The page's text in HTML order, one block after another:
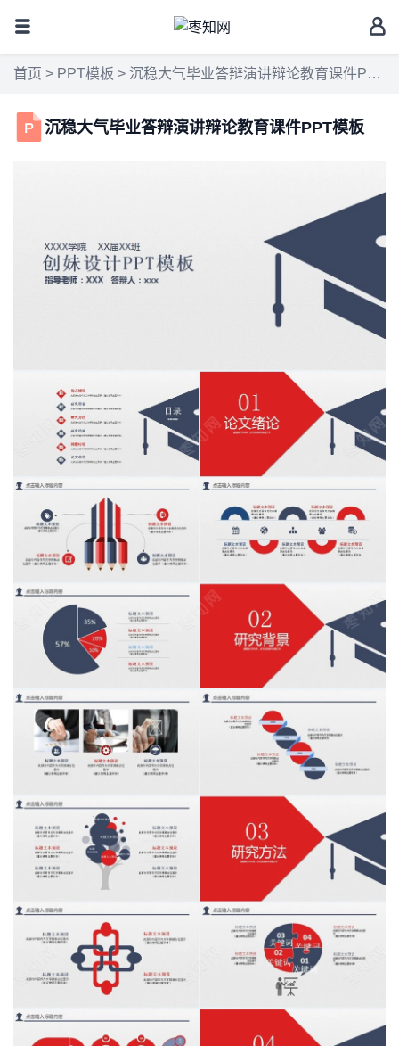
首页 > PPT模板 > 沉稳大气毕业答辩演讲辩论教育课件PPT模板
沉稳大气毕业答辩演讲辩论教育课件PPT模板